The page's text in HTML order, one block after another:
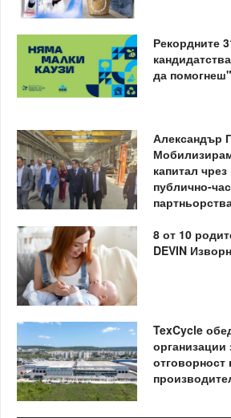
Рекордните
да
Александър
капитал
публично-
8 от 10
DEVIN
TexCycle
организации
отговорност